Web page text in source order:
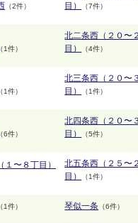
（2件）
目）
（7件）
（1件）
北二条西（２０〜
目）
（4件）
（1件）
北三条西（２０〜
目）
（1件）
（6件）
北四条西（２０〜
目）
（5件）
１〜８丁目）
北五条西（２５〜
目）
（1件）
（1件） 琴似一条 （6件）